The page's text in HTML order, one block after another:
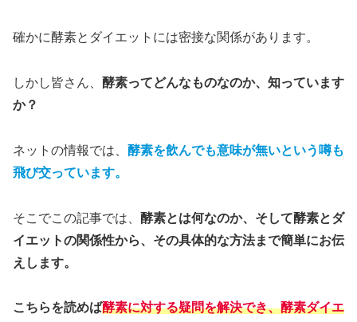
確かに酵素とダイエットには密接な関係があります。
しかし皆さん、 酵素ってどんなものなのか、知っています
か？
ネットの情報では、 酵素を飲んでも意味が無いという噂も
飛び交っています。
そこでこの記事では、 酵素とは何なのか、そして酵素とダ
イエットの関係性から、その具体的な方法まで簡単にお伝
えします。
こちらを読めば酵素に対する疑問を解決でき、酵素ダイエ